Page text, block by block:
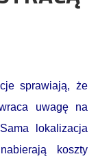
sprawiają, że
uwagę na
lokalizacja
koszty